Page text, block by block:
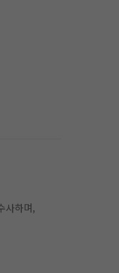
사하며,